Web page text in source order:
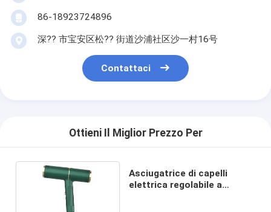
86-18923724896
深?? 市宝安区松?? 街道沙浦社区沙一村16号
Contattaci
Ottieni Il Miglior Prezzo Per
Asciugatrice di capelli
elettrica regolabile a